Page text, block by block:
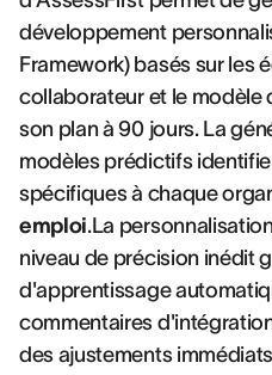
développement
Framework) basés sur les
collaborateur et le modèle
son plan à 90 jours. La
modèles prédictifs
spécifiques à chaque
emploi.La
niveau de précision inédit
d'apprentissage
commentaires
des ajustements